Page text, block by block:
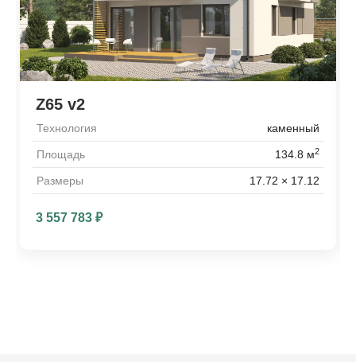
Z65 v2
Технология каменный
Площадь 134.8 м2
Размеры 17.72 × 17.12
3 557 783₽